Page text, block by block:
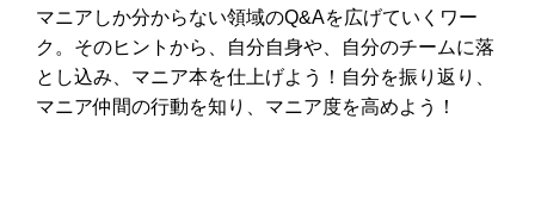
マニアしか分からない領域のQ&Aを広げていくワー
ク。そのヒントから、自分自身や、自分のチームに落
とし込み、マニア本を仕上げよう！自分を振り返り、
マニア仲間の行動を知り、マニア度を高めよう！